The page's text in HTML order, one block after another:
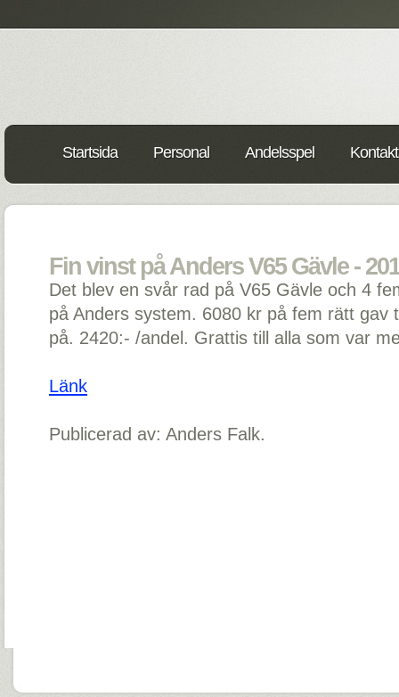
Startsida Personal Andelsspel
Fin vinst på Anders V65 Gävle -
Det blev en svår rad på V65 Gävle och 4
på Anders system. 6080 kr på fem rätt gav
på. 2420:- /andel. Grattis till alla som var
Länk
Publicerad av: Anders Falk.